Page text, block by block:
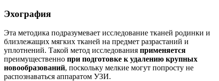
Эхография
Эта методика подразумевает исследование тканей родинки и
близлежащих мягких тканей на предмет разрастаний и
уплотнений. Такой метод исследования применяется
преимущественно при подготовке к удалению крупных
новообразований, поскольку мелкие могут попросту не
распознаваться аппаратом УЗИ.